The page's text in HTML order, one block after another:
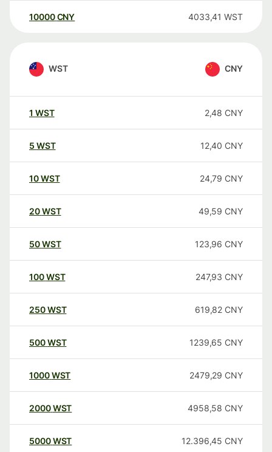
10000 CNY 4033,41 WST
WST CNY
1 WST 2,48 CNY
5 WST 12,40 CNY
10WST 24,79 CNY
20WST 49,59 CNY
50WST 123,96 CNY
100WST 247,93 CNY
250WST 619,82 CNY
500WST 1239,65 CNY
1000WST 2479,29 CNY
2000WST 4958,58 CNY
5000WST 12.396,45 CNY